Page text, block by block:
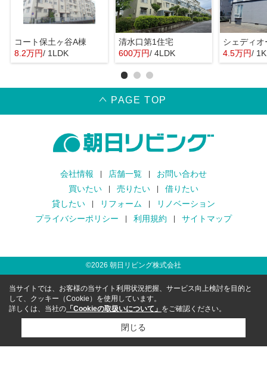
コート保土ヶ谷A棟
8.2万円/ 1LDK
清水口第1住宅
600万円/ 4LDK
シェディオ
4.5万円/ 1K
PAGE TOP
会社情報 店舗一覧
お問い合わせ
買いたい
売りたい
借りたい
貸したい
リフォーム
リノベーション
プライバシーポリシー
利用規約 サイトマップ
©2026 朝日リビング株式会社
当サイトでは、お客様の当サイト利用状況把握、サービス向上検討を目的と
して、クッキー（Cookie）を使用しています。
詳しくは、当社の 「Cookieの取扱いについて」 をご確認ください。
閉じる